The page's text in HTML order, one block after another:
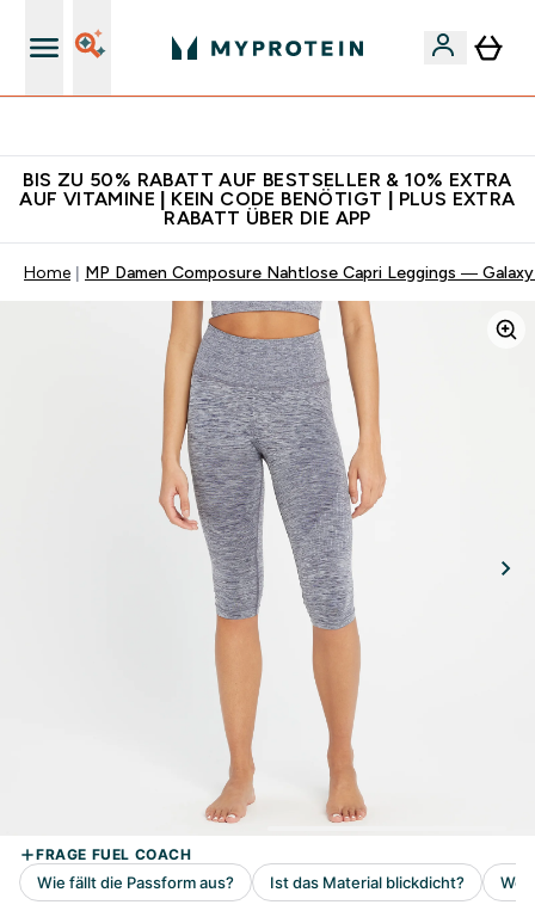
BIS ZU 50% RABATT AUF BESTSELLER & 10% EXTRA
AUF VITAMINE | KEIN CODE BENÖTIGT | PLUS EXTRA
RABATT ÜBER DIE APP
Home MP Damen Composure Nahtlose Capri Leggings —